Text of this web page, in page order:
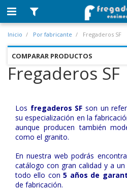
Inicio Por fabricante Fregaderos SF
COMPARAR PRODUCTOS
Fregaderos SF
Los fregaderos SF son un
su especialización en la
aunque producen también
como el granito.
En nuestra web podrás
catálogo con gran calidad y a
todo ello con5 años de
de fabricación.